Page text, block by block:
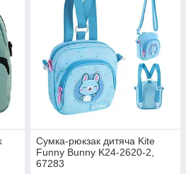
Сумка-рюкзак дитяча Kite
Funny Bunny K24-2620-2,
67283